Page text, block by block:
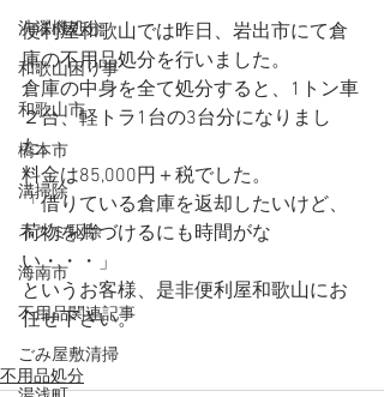
洗濯機処分
和歌山困り事
和歌山市
橋本市
溝掃除
ネズミ駆除
海南市
不用品関連記事
ごみ屋敷清掃
便利屋和歌山では昨日、岩出市にて倉
庫の不用品処分を行いました。
倉庫の中身を全て処分すると、1トン車
２台、軽トラ1台の3台分になりまし
た。
料金は85,000円＋税でした。
「借りている倉庫を返却したいけど、
荷物を片づけるにも時間がな
い・・・」
というお客様、是非便利屋和歌山にお
任せ下さい。
不用品処分